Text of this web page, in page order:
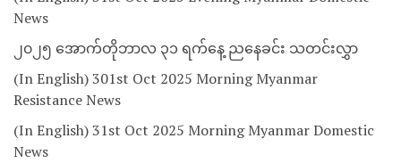
News
၂၀၂၅ အောက်တိုဘာလ ၃၁ ရက်နေ့ ညနေခင်း သတင်းလွှာ
(In English) 301st Oct 2025 Morning Myanmar
Resistance News
(In English) 31st Oct 2025 Morning Myanmar Domestic
News